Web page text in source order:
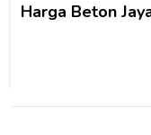
Harga Beton